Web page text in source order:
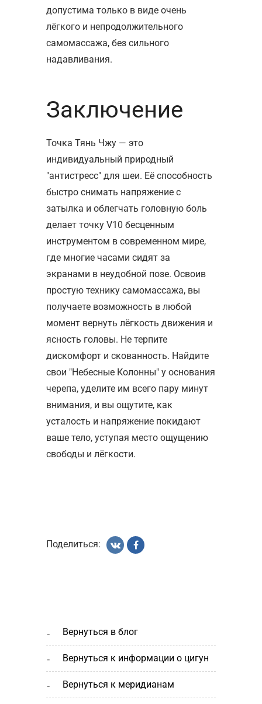
вернуться в блог
вернуться к информации о цигун
вернуться к меридианам
допустима только в виде очень
лёгкого и непродолжительного
самомассажа, без сильного
надавливания.
Заключение
Точка Тянь Чжу — это
индивидуальный природный
"антистресс" для шеи. Её способность
быстро снимать напряжение с
затылка и облегчать головную боль
делает точку V10 бесценным
инструментом в современном мире,
где многие часами сидят за
экранами в неудобной позе. Освоив
простую технику самомассажа, вы
получаете возможность в любой
момент вернуть лёгкость движения и
ясность головы. Не терпите
дискомфорт и скованность. Найдите
свои "Небесные Колонны" у основания
черепа, уделите им всего пару минут
внимания, и вы ощутите, как
усталость и напряжение покидают
ваше тело, уступая место ощущению
свободы и лёгкости.
Поделиться: